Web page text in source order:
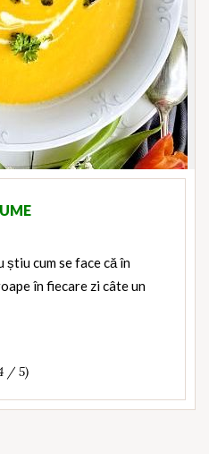
știu cum se face că în
în fiecare zi câte un
/ 5)